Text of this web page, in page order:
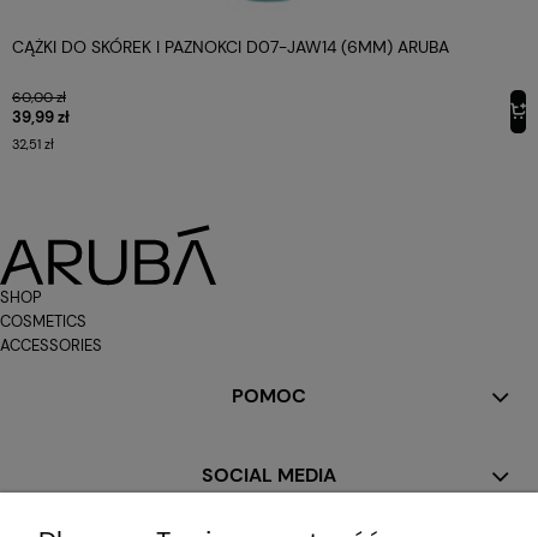
CĄŻKI DO SKÓREK I PAZNOKCI D07-JAW14 (6MM) ARUBA
60,00 zł
39,99 zł
32,51 zł
SHOP
COSMETICS
ACCESSORIES
POMOC
SOCIAL MEDIA